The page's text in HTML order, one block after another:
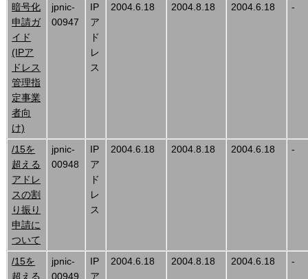
暗号化
申請ガ
イド
(IPア
ドレス
管理指
定事業
者向
け)
jpnic-
00947
IP
ア
ド
レ
ス
2004.6.18 2004.8.18 2004.6.18 -
/15を
超える
アドレ
スの割
り振り
申請に
ついて
jpnic-
00948
IP
ア
ド
レ
ス
2004.6.18 2004.8.18 2004.6.18 -
/15を
超える
jpnic-
00949
IP
ア
2004.6.18 2004.8.18 2004.6.18 -